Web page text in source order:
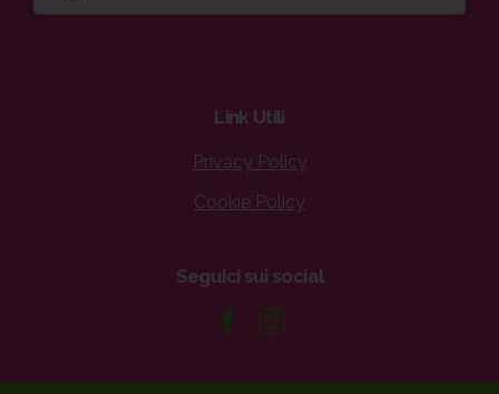
Link Utili
Privacy Policy
Cookie Policy
Seguici sui social